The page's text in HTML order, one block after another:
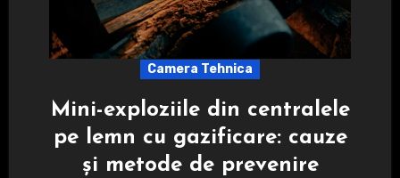
Camera Tehnica
Mini-exploziile din centralele
pe lemn cu gazificare: cauze
și metode de prevenire